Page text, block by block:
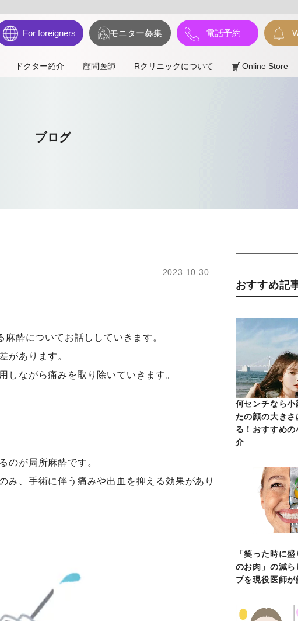
For foreigners モニター募集 電話予約
ドクター紹介 顧問医師 Rクリニックについて Online Store
ブログ
2023.10.30
酔についてお話ししていきます。
があります。
しながら痛みを取り除いていきます。
のが局所麻酔です。
み、手術に伴う痛みや出血を抑える効果があり
おすすめ記
何センチなら
たの顔の大きさ
る！おすすめ
介
「笑った時に
のお肉」の減ら
プを現役医師が